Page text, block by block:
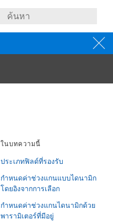
ในบทความนี้
ประเภทฟิลด์ที่รองรับ
กำหนดค่าช่วงแกนแบบไดนามิก
โดยอิงจากการเลือก
กําหนดค่าช่วงแกนไดนามิกด้วย
พารามิเตอร์ที่มีอยู่